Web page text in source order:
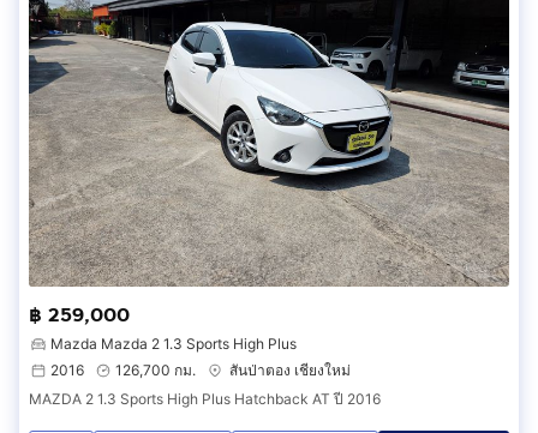
฿ 259,000
Mazda Mazda 2 1.3 Sports High Plus
2016
126,700 กม.
สันป่าตอง เชียงใหม่
MAZDA 2 1.3 Sports High Plus Hatchback AT ปี 2016